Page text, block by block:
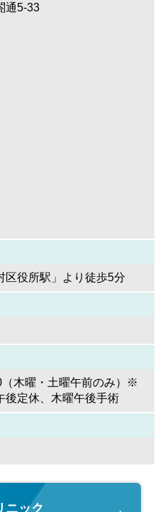
通5-33
区役所駅」より徒歩5分
木曜・土曜午前のみ）※
後定休、木曜午後手術
ニック